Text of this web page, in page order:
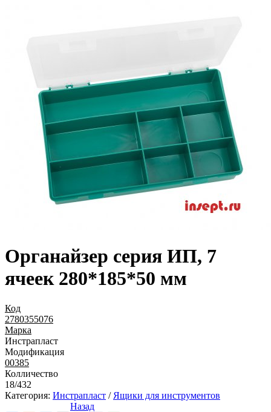
Органайзер серия ИП, 7
ячеек 280*185*50 мм
Код
2780355076
Марка
Инстрапласт
Модификация
00385
Колличество
18/432
Категория: Инстрапласт / Ящики для инструментов
Назад